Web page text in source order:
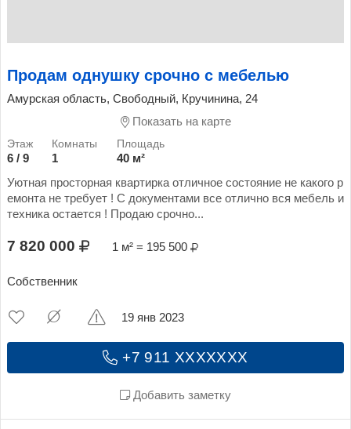
Продам однушку срочно с мебелью
Амурская область, Свободный, Кручинина, 24
Показать на карте
6 / 9 1
40 м²
Уютная просторная квартирка отличное состояние не какого р
емонта не требует ! С документами все отлично вся мебель и
техника остается ! Продаю срочно...
7 820 000 1 м² = 195 500
Собственник
+7 911 XXXXXXX
Добавить заметку
19 янв 2023